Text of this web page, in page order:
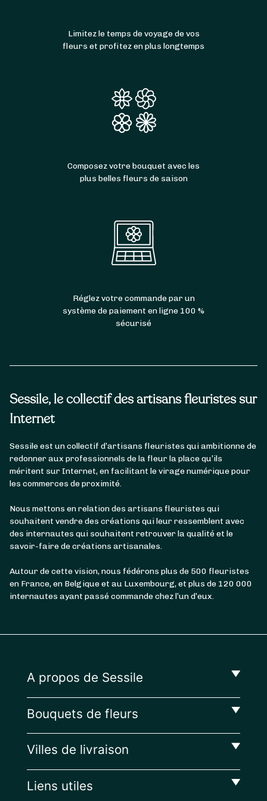
Sessile, le collectif des artisans fleuristes sur
Internet
Sessile est un collectif d’artisans fleuristes qui ambitionne de
redonner aux professionnels de la fleur la place qu’ils
méritent sur Internet, en facilitant le virage numérique pour
les commerces de proximité.
Nous mettons en relation des artisans fleuristes qui
souhaitent vendre des créations qui leur ressemblent avec
des internautes qui souhaitent retrouver la qualité et le
savoir-faire de créations artisanales.
Autour de cette vision, nous fédérons plus de 500 fleuristes
en France, en Belgique et au Luxembourg, et plus de 120 000
internautes ayant passé commande chez l’un d’eux.
Limitez le temps de voyage de vos
fleurs et profitez en plus longtemps
Composez votre bouquet avec les
plus belles fleurs de saison
Réglez votre commande par un
système de paiement en ligne 100 %
sécurisé
A propos de Sessile
Bouquets de fleurs
Villes de livraison
Liens utiles